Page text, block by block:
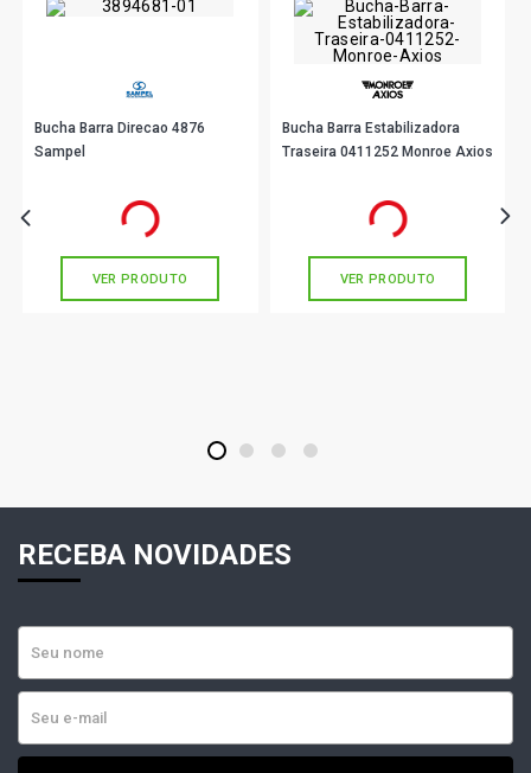
Bucha Barra Direcao 4876
Sampel
em até 1x de
VER PRODUTO
Bucha Barra Estabilizadora
Traseira 0411252 Monroe Axios
em até 1x de
VER PRODUTO
1 2 3 4
RECEBA NOVIDADES